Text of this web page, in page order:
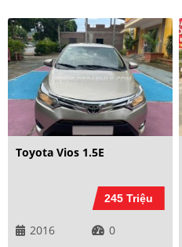
Toyota Vios 1.5E
245 Triệu
2016
0